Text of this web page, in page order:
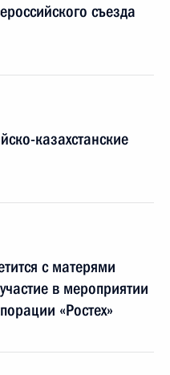
съезда
казахстанские
с матерями
в мероприятии
«Ростех»